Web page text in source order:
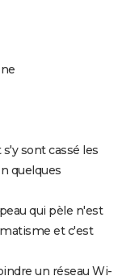
sont cassé les
quelques
qui pèle n'est
et c'est
un réseau Wi-